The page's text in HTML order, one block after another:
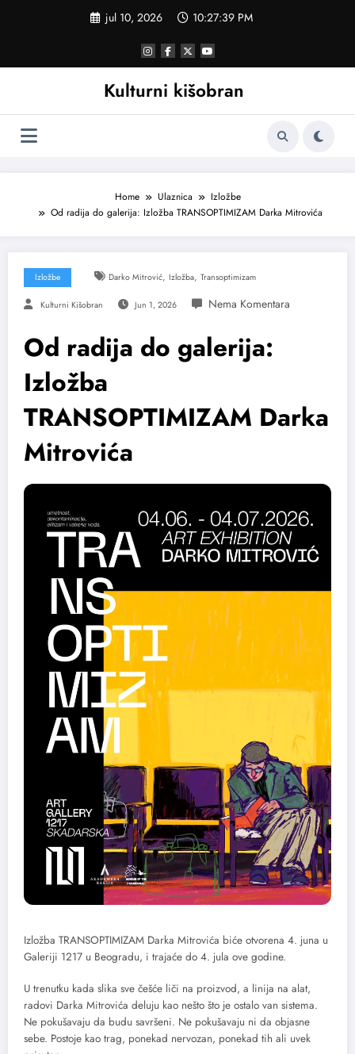
jul 10, 2026 10:27:40 PM
Kulturni kišobran
Home Ulaznica
Izložbe
Od radija do galerija: Izložba TRANSOPTIMIZAM Darka Mitrovića
Izložbe Darko Mitrović, Izložba, Transoptimizam
Kulturni Kišobran Jun 1, 2026
Od radija do galerija:
Izložba
TRANSOPTIMIZAM Darka
Mitrovića
Izložba TRANSOPTIMIZAM Darka Mitrovića biće otvorena 4. juna u
Galeriji 1217 u Beogradu, i trajaće do 4. jula ove godine.
U trenutku kada slika sve češće liči na proizvod, a linija na alat,
radovi Darka Mitrovića deluju kao nešto što je ostalo van sistema.
Ne pokušavaju da budu savršeni. Ne pokušavaju ni da objasne
sebe. Postoje kao trag, ponekad nervozan, ponekad tih ali uvek